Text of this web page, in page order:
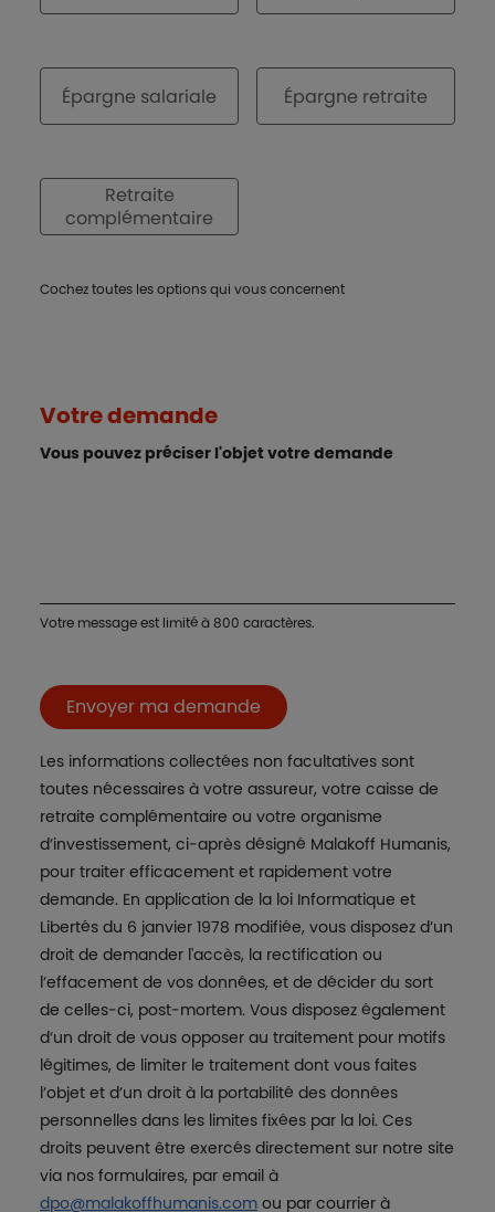
Épargne salariale Épargne retraite
Retraite
complémentaire
Cochez toutes les options qui vous concernent
Votre demande
Vous pouvez préciser l'objet votre demande
Votre message est limité à 800 caractères.
Envoyer ma demande
Les informations collectées non facultatives sont
toutes nécessaires à votre assureur, votre caisse de
retraite complémentaire ou votre organisme
d’investissement, ci-après désigné Malakoff Humanis,
pour traiter efficacement et rapidement votre
demande. En application de la loi Informatique et
Libertés du 6 janvier 1978 modifiée, vous disposez d’un
droit de demander l'accès, la rectification ou
l’effacement de vos données, et de décider du sort
de celles-ci, post-mortem. Vous disposez également
d’un droit de vous opposer au traitement pour motifs
légitimes, de limiter le traitement dont vous faites
l’objet et d’un droit à la portabilité des données
personnelles dans les limites fixées par la loi. Ces
droits peuvent être exercés directement sur notre site
via nos formulaires, par email à
dpo@malakoffhumanis.com ou par courrier à